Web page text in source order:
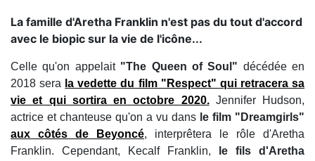
La famille d'Aretha Franklin n'est pas du tout d'accord
avec le biopic sur la vie de l'icône...
Celle qu'on appelait"The Queen of Soul" décédée en
2018 sera la vedette du film "Respect" qui retracera sa
vie et qui sortira en octobre 2020.Jennifer Hudson,
actrice et chanteuse qu'on a vu dans le film "Dreamgirls"
aux côtés de Beyoncé, interprêtera le rôle d'Aretha
Franklin. Cependant, Kecalf Franklin,
le fils d'Aretha